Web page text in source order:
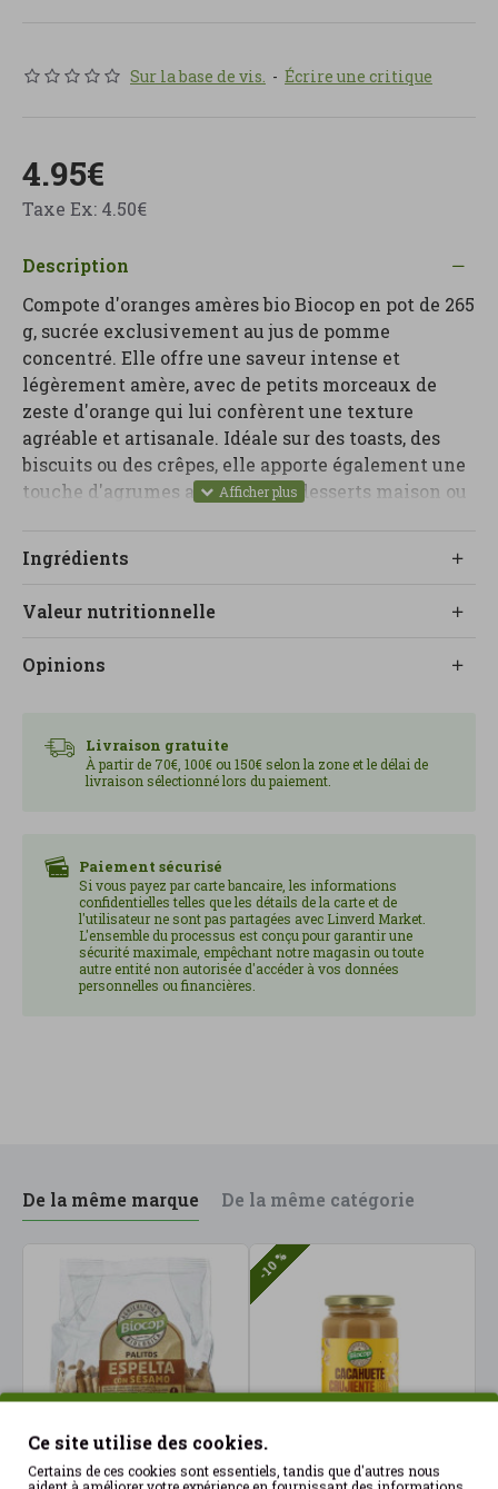
Sur la base de vis. - Écrire une critique
4.95€
Taxe Ex: 4.50€
Livraison gratuite
À partir de 70€, 100€ ou 150€ selon la zone et le délai de
livraison sélectionné lors du paiement.
Paiement sécurisé
Si vous payez par carte bancaire, les informations
confidentielles telles que les détails de la carte et de
l'utilisateur ne sont pas partagées avec Linverd Market.
L'ensemble du processus est conçu pour garantir une
sécurité maximale, empêchant notre magasin ou toute
autre entité non autorisée d'accéder à vos données
personnelles ou financières.
Description
Compote d'oranges amères bio Biocop en pot de 265
g, sucrée exclusivement au jus de pomme
concentré. Elle offre une saveur intense et
légèrement amère, avec de petits morceaux de
zeste d'orange qui lui confèrent une texture
agréable et artisanale. Idéale sur des toasts, des
biscuits ou des crêpes, elle apporte également une
touche d'agrumes aux yaourts, desserts maison ou
l'environnement, composée d'ingrédients de
un endroit frais et sec. Une fois ouvert, conserver
Ingrédients
Valeur nutritionnelle
Opinions
De la même marque De la même catégorie
-10 %
Ce site utilise des cookies.
Certains de ces cookies sont essentiels, tandis que d'autres nous